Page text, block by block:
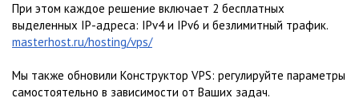
При этом каждое решение включает 2 бесплатных
выделенных IP-адреса: IPv4 и IPv6 и безлимитный трафик.
masterhost.ru/hosting/vps/
Мы также обновили Конструктор VPS: регулируйте параметры
самостоятельно в зависимости от Ваших задач.